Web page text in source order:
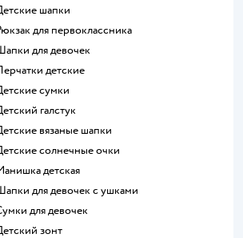
Детские шапки
Рюкзак для первоклассника
Шапки для девочек
Перчатки детские
Детские сумки
Детский галстук
Детские вязаные шапки
Детские солнечные очки
Манишка детская
Шапки для девочек с ушками
Сумки для девочек
Детский зонт